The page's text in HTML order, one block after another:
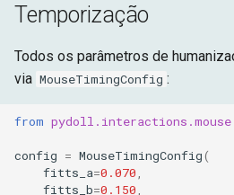
Temporização
Todos os parâmetros de
via MouseTimingConfig :
from pydoll.interactions.mouse
config = MouseTimingConfig(
fitts_a=0.070,
fitts_b=0.150,